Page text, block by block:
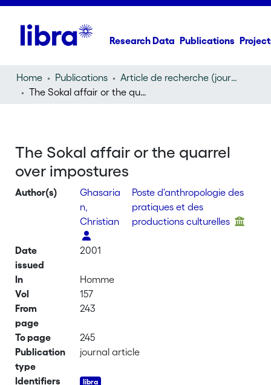
Research Data Publications
Home Publications
Article de recherche (journal article)
The Sokal affair or the quarrel over impostures
The Sokal affair or the quarrel
over impostures
Author(s)
Ghasaria
n,
Christian
Poste d'anthropologie des
pratiques et des
productions culturelles
Date
issued
2001
In
Homme
Vol
157
From
page
243
To page
245
Publication
type
journal article
Identifiers